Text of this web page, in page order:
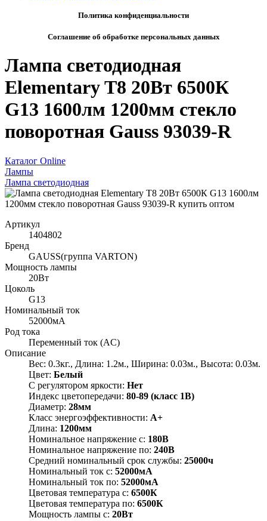
Политика конфиденциальности
Соглашение об обработке персональных данных
Лампа светодиодная
Elementary T8 20Вт 6500К
G13 1600лм 1200мм стекло
поворотная Gauss 93039-R
Каталог Online
Лампы
Лампа светодиодная
Артикул
1404802
Бренд
GAUSS(группа VARTON)
Мощность лампы
20Вт
Цоколь
G13
Номинальный ток
52000мА
Род тока
Переменный ток (AC)
Описание
Вес: 0.3кг., Длина: 1.2м., Ширина: 0.03м., Высота: 0.03м.
Цвет: Белый
С регулятором яркости: Нет
Индекс цветопередачи: 80-89 (класс 1В)
Диаметр: 28мм
Класс энергоэффективности: A+
Длина: 1200мм
Номинальное напряжение с: 180В
Номинальное напряжение по: 240В
Средний номинальный срок службы: 25000ч
Номинальный ток с: 52000мА
Номинальный ток по: 52000мА
Цветовая температура с: 6500К
Цветовая температура по: 6500К
Мощность лампы с: 20Вт